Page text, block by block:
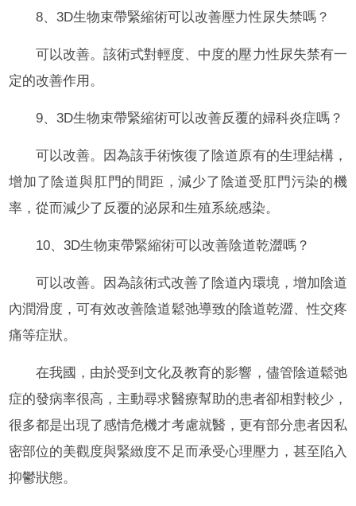
8、3D生物束帶緊縮術可以改善壓力性尿失禁嗎？
可以改善。該術式對輕度、中度的壓力性尿失禁有一
定的改善作用。
9、3D生物束帶緊縮術可以改善反覆的婦科炎症嗎？
可以改善。因為該手術恢復了陰道原有的生理結構，
增加了陰道與肛門的間距，減少了陰道受肛門污染的機
率，從而減少了反覆的泌尿和生殖系統感染。
10、3D生物束帶緊縮術可以改善陰道乾澀嗎？
可以改善。因為該術式改善了陰道內環境，增加陰道
內潤滑度，可有效改善陰道鬆弛導致的陰道乾澀、性交疼
痛等症狀。
在我國，由於受到文化及教育的影響，儘管陰道鬆弛
症的發病率很高，主動尋求醫療幫助的患者卻相對較少，
很多都是出現了感情危機才考慮就醫，更有部分患者因私
密部位的美觀度與緊緻度不足而承受心理壓力，甚至陷入
抑鬱狀態。